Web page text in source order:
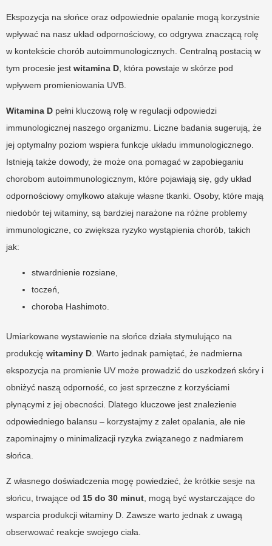
Ekspozycja na słońce oraz odpowiednie opalanie mogą korzystnie
wpływać na nasz układ odpornościowy, co odgrywa znaczącą rolę
w kontekście chorób autoimmunologicznych. Centralną postacią w
tym procesie jest witamina D , która powstaje w skórze pod
wpływem promieniowania UVB.
Witamina D pełni kluczową rolę w regulacji odpowiedzi
immunologicznej naszego organizmu. Liczne badania sugerują, że
jej optymalny poziom wspiera funkcje układu immunologicznego.
Istnieją także dowody, że może ona pomagać w zapobieganiu
chorobom autoimmunologicznym, które pojawiają się, gdy układ
odpornościowy omyłkowo atakuje własne tkanki. Osoby, które mają
niedobór tej witaminy, są bardziej narażone na różne problemy
immunologiczne, co zwiększa ryzyko wystąpienia chorób, takich
jak:
stwardnienie rozsiane,
toczeń,
choroba Hashimoto.
Umiarkowane wystawienie na słońce działa stymulująco na
produkcję witaminy D . Warto jednak pamiętać, że nadmierna
ekspozycja na promienie UV może prowadzić do uszkodzeń skóry i
obniżyć naszą odporność, co jest sprzeczne z korzyściami
płynącymi z jej obecności. Dlatego kluczowe jest znalezienie
odpowiedniego balansu – korzystajmy z zalet opalania, ale nie
zapominajmy o minimalizacji ryzyka związanego z nadmiarem
słońca.
Z własnego doświadczenia mogę powiedzieć, że krótkie sesje na
słońcu, trwające od 15 do 30 minut , mogą być wystarczające do
wsparcia produkcji witaminy D. Zawsze warto jednak z uwagą
obserwować reakcje swojego ciała.